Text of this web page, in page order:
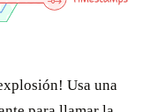
Usa una